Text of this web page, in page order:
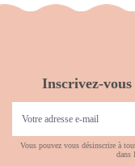
Inscrivez-
Vous pouvez vous désinscrire à
dans